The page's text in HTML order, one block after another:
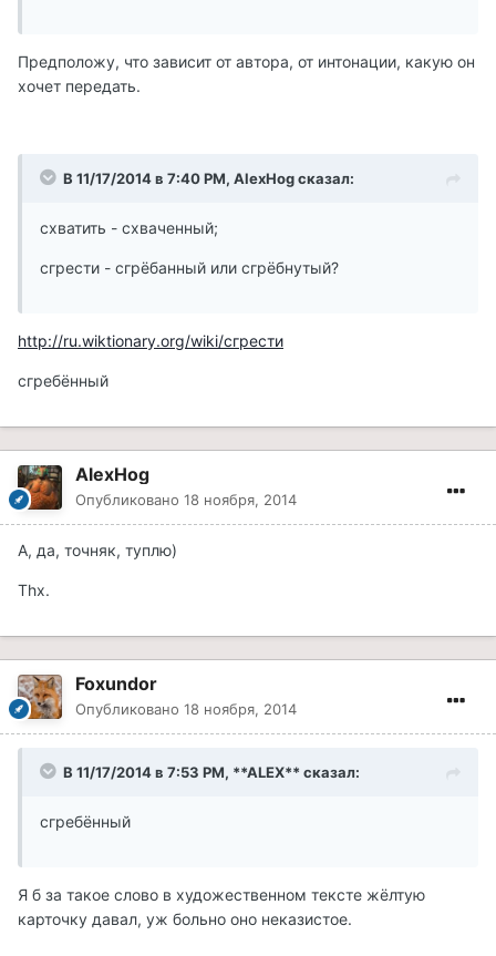
Предположу, что зависит от автора, от интонации, какую он
хочет передать.
В 11/17/2014 в 7:40 PM, AlexHog сказал:
схватить - схваченный;
сгрести - сгрёбанный или сгрёбнутый?
http://ru.wiktionary.org/wiki/сгрести
сгребённый
AlexHog
Опубликовано 18 ноября, 2014
А, да, точняк, туплю)
Thx.
Foxundor
Опубликовано 18 ноября, 2014
В 11/17/2014 в 7:53 PM, **ALEX** сказал:
сгребённый
Я б за такое слово в художественном тексте жёлтую
карточку давал, уж больно оно неказистое.